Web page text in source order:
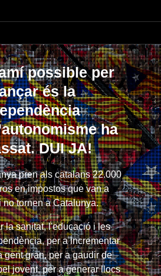
possible per
és la
ha
DUI JA!
pren als catalans 22.000
en impostos que van a
no tornen a Catalunya.
la sanitat, l'educació i les
per a incrementar
gent gran, per a gaudir de
jovent, per a generar llocs